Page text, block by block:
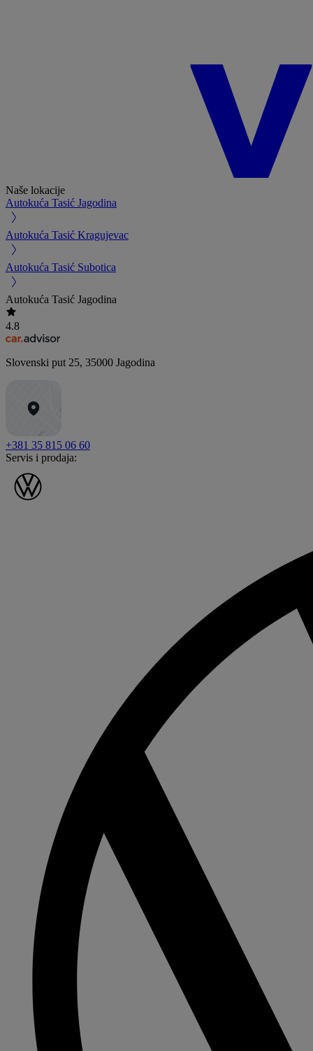
Naše lokacije
Autokuća Tasić Jagodina
Autokuća Tasić Kragujevac
Autokuća Tasić Subotica
Autokuća Tasić Jagodina
4.8
Slovenski put 25, 35000 Jagodina
+381 35 815 06 60
Servis i prodaja: